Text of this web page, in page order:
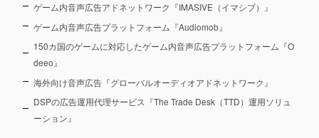
ゲーム内音声広告アドネットワーク『IMASIVE（イマシブ）』
ゲーム内音声広告プラットフォーム『Audiomob』
150カ国のゲームに対応したゲーム内音声広告プラットフォーム『O
deeo』
海外向け音声広告『グローバルオーディオアドネットワーク』
DSPの広告運用代理サービス『The Trade Desk（TTD）運用ソリュ
ーション』